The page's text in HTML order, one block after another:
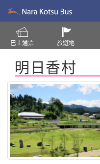
巴士通票 旅遊地
明日香村